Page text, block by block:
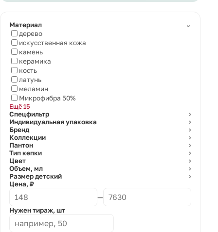
Материал
⌄
дерево
искусственная кожа
камень
керамика
кость
латунь
меламин
Микрофибра 50%
Ещё 15
Спецфильтр
⌄
Индивидуальная упаковка ⌄
Бренд ⌄
Коллекции ⌄
Пантон ⌄
Тип кепки ⌄
Цвет ⌄
Объем, мл ⌄
Размер детский ⌄
Цена, ₽
—
Нужен тираж, шт